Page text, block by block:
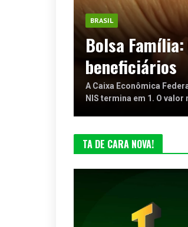
BRASIL
Bolsa
beneficiários
A Caixa Econômica
NIS termina em 1. O
TA DE CARA NOVA!